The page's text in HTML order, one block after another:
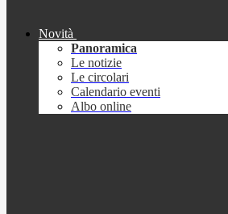
Novità
Panoramica
Le notizie
Le circolari
Calendario eventi
Albo online